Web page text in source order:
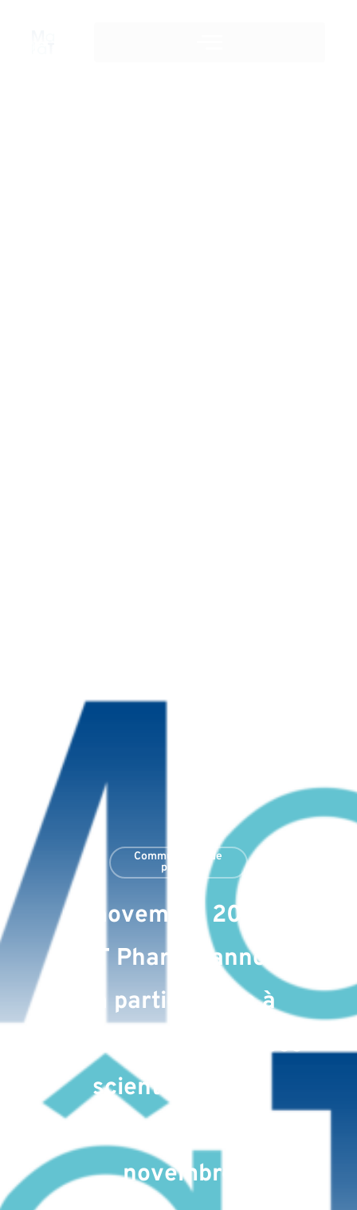
Communiqués de
presse
7 novembre 2022 :
MaaT Pharma annonce
sa participation à
plusieurs conférences
scientifiques et
novembre